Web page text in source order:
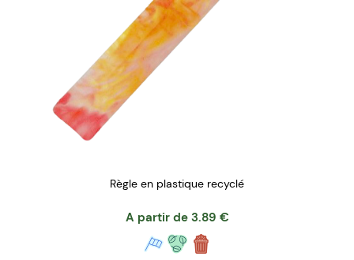
Règle en plastique recyclé
A partir de 3.89 €